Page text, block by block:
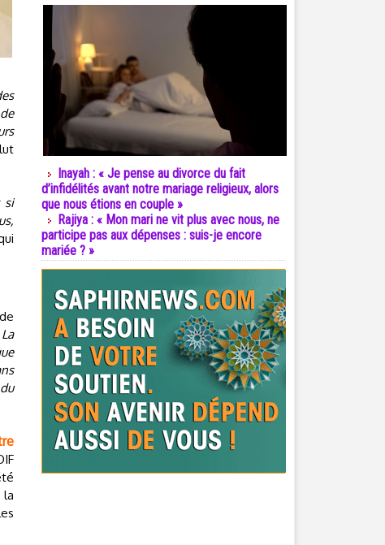
si
la
Inayah : « Je pense au divorce du fait
d’infidélités avant notre mariage religieux, alors
que nous étions en couple »
Rajiya : « Mon mari ne vit plus avec nous, ne
participe pas aux dépenses : suis-je encore
mariée ? »